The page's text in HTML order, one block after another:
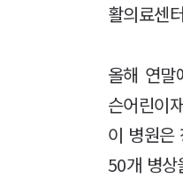
활의료센
올해 연말
슨어린이
이 병원은
50개 병상